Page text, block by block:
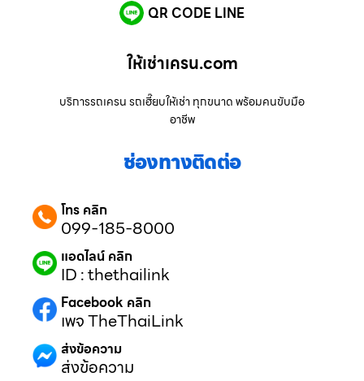
QR CODE LINE
ให้เช่าเครน.com
บริการรถเครน รถเฮี๊ยบให้เช่า ทุกขนาด พร้อมคนขับมือ
อาชีพ
ช่องทางติดต่อ
โทร คลิก
099-185-8000
แอดไลน์ คลิก
ID : thethailink
Facebook คลิก
เพจ TheThaiLink
ส่งข้อความ
ส่งข้อความ